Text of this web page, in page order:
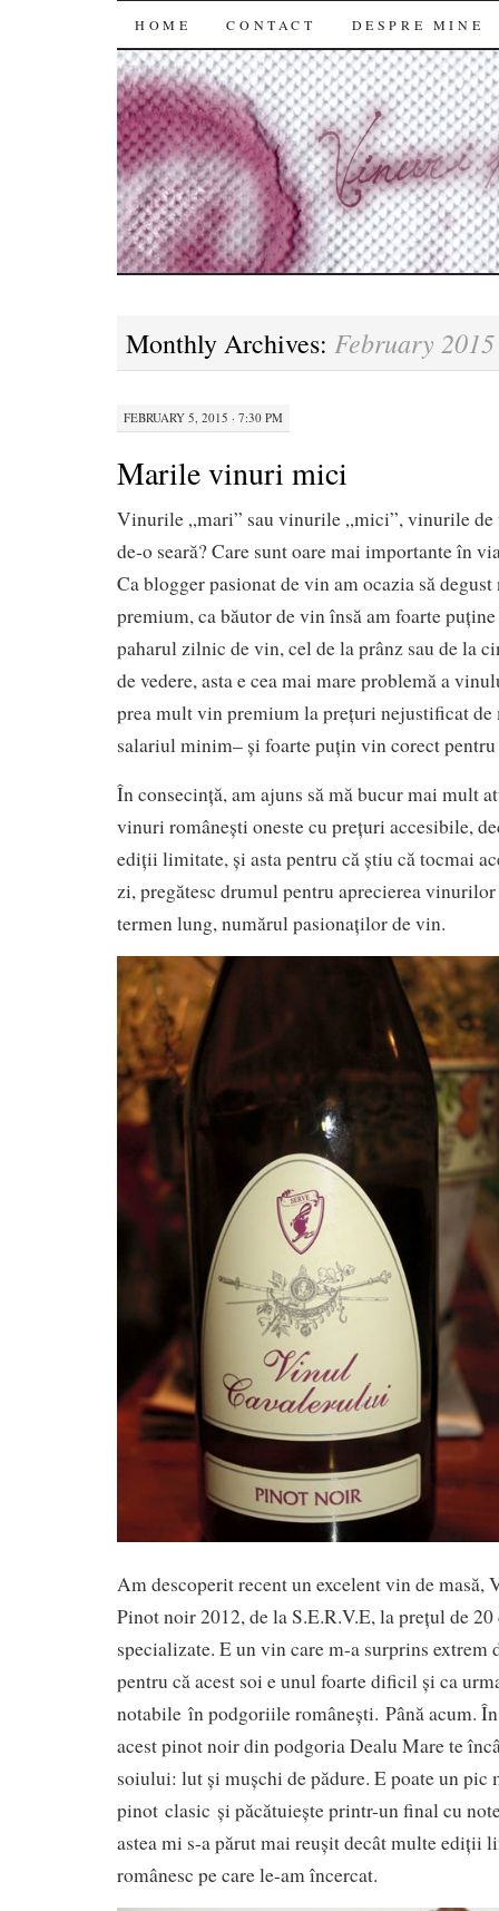
SKIP
TO
CONTENT
HOME CONTACT DESPRE MINE
Monthly Archives: February 2015
FEBRUARY 5, 2015 · 7:30 PM
Marile vinuri mici
Vinurile „mari” sau vinurile „mici”, vinurile
de-o seară? Care sunt oare mai importante în
Ca blogger pasionat de vin am ocazia să
premium, ca băutor de vin însă am foarte
paharul zilnic de vin, cel de la prânz sau de la
de vedere, asta e cea mai mare problemă a
prea mult vin premium la prețuri nejustificat de
salariul minim– și foarte puțin vin corect pentru
În consecință, am ajuns să mă bucur mai mult
vinuri românești oneste cu prețuri accesibile,
ediții limitate, și asta pentru că știu că tocmai
zi, pregătesc drumul pentru aprecierea
termen lung, numărul pasionaților de vin.
Am descoperit recent un excelent vin de masă,
Pinot noir 2012, de la S.E.R.V.E, la prețul de
specializate. E un vin care m-a surprins extrem
pentru că acest soi e unul foarte dificil și ca
notabile în podgoriile românești. Până acum.
acest pinot noir din podgoria Dealu Mare te
soiului: lut și mușchi de pădure. E poate un pic
pinot clasic și păcătuiește printr-un final cu
astea mi s-a părut mai reușit decât multe ediții
românesc pe care le-am încercat.